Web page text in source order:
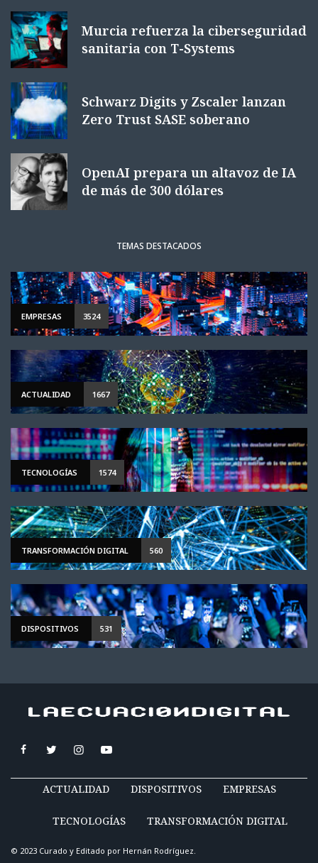
Murcia refuerza la ciberseguridad
sanitaria con T-Systems
Schwarz Digits y Zscaler lanzan
Zero Trust SASE soberano
OpenAI prepara un altavoz de IA
de más de 300 dólares
TEMAS DESTACADOS
EMPRESAS 3524
ACTUALIDAD 1667
TECNOLOGÍAS 1574
TRANSFORMACIÓN DIGITAL 560
DISPOSITIVOS 531
ACTUALIDAD DISPOSITIVOS EMPRESAS
TECNOLOGÍAS TRANSFORMACIÓN DIGITAL
© 2023 Curado y Editado por Hernán Rodríguez.